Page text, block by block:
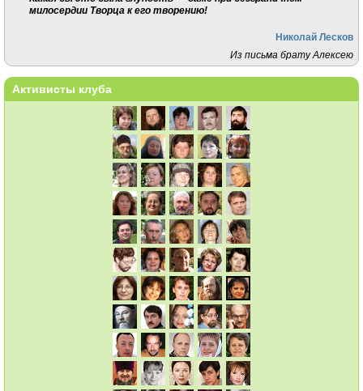
милосердии Творца к его творению!
Николай Лесков
Из письма брату Алексею
Активисты клуба